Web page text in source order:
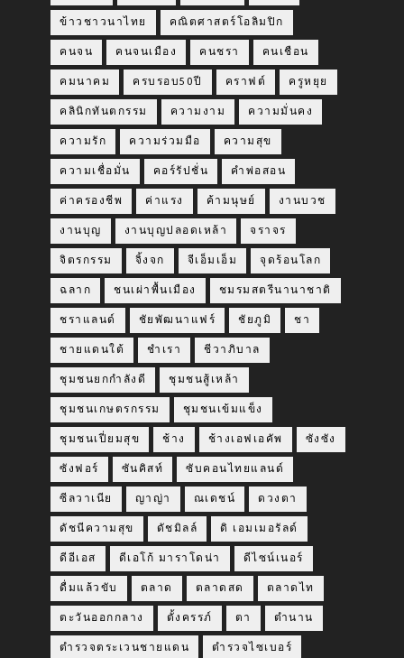
ข้าวชาวนาไทย คณิตศาสตร์โอลิมปิก
คนจน คนจนเมือง คนชรา คนเชือน
คมนาคม ครบรอบ50ปี คราฟต์ ครูหยุย
คลินิกทันตกรรม ความงาม ความมั่นคง
ความรัก ความร่วมมือ ความสุข
ความเชื่อมั่น คอร์รัปชั่น คำพ่อสอน
ค่าครองชีพ ค่าแรง ค้ามนุษย์ งานบวช
งานบุญ งานบุญปลอดเหล้า จราจร
จิตรกรรม จิ้งจก จีเอ็มเอ็ม จุดร้อนโลก
ฉลาก ชนเผ่าพื้นเมือง ชมรมสตรีนานาชาติ
ชราแลนด์ ชัยพัฒนาแฟร์ ชัยภูมิ ชา
ชายแดนใต้ ชำเรา ชีวาภิบาล
ชุมชนยกกำลังดี ชุมชนสู้เหล้า
ชุมชนเกษตรกรรม ชุมชนเข้มแข็ง
ชุมชนเปี่ยมสุข ช้าง ช้างเอฟเอคัพ ซังซัง
ซังฟอร์ ซันคิสท์ ซับคอนไทยแลนด์
ซีลวาเนีย ญาญ่า ณเดชน์ ดวงตา
ดัชนีความสุข ดัชมิลล์ ดิ เอมเมอรัลด์
ดีอีเอส ดีเอโก้ มาราโดน่า ดีไซน์เนอร์
ดื่มแล้วขับ ตลาด ตลาดสด ตลาดไท
ตะวันออกกลาง ตั้งครรภ์ ตา ตำนาน
ตำรวจตระเวนชายแดน ตำรวจไซเบอร์